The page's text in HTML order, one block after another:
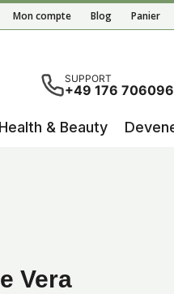
Mon compte Blog Panier
l'auto-complétion sont
SUPPORT
+49 176
& Beauty
Vera
Crème
De
Aloe
Vera